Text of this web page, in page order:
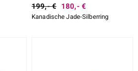
199,- € 180,- €
Kanadische Jade-Silberring